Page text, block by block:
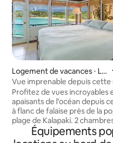
Logement de vacances ⋅ Lih
ue
Vue imprenable depuis cette
bord de mer
Profitez de vues incroyables
apaisants de l'océan depuis
à flanc de falaise près de la
plage de Kalapaki. 2 chambres, toutes
deux avec climatisation et
imprenable sur l'océan et la
Équipements